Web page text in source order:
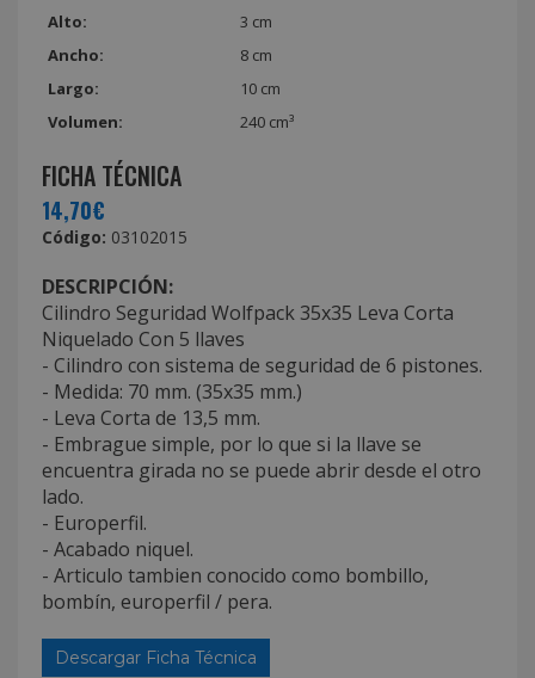
Alto:
3 cm
Ancho:
8 cm
Largo:
10 cm
Volumen:
240 cm³
FICHA TÉCNICA
14,70€
Código: 03102015
DESCRIPCIÓN:
Cilindro Seguridad Wolfpack 35x35 Leva Corta
Niquelado Con 5 llaves
- Cilindro con sistema de seguridad de 6 pistones.
- Medida: 70 mm. (35x35 mm.)
- Leva Corta de 13,5 mm.
- Embrague simple, por lo que si la llave se
encuentra girada no se puede abrir desde el otro
lado.
- Europerfil.
- Acabado niquel.
- Articulo tambien conocido como bombillo,
bombín, europerfil / pera.
Descargar Ficha Técnica